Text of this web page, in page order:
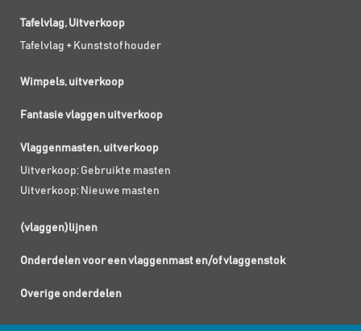
Tafelvlag, Uitverkoop
Tafelvlag + Kunststof houder
Wimpels, uitverkoop
Fantasie vlaggen uitverkoop
Vlaggenmasten, uitverkoop
Uitverkoop; Gebruikte masten
Uitverkoop; Nieuwe masten
(vlaggen)lijnen
Onderdelen voor een vlaggenmast en/of vlaggenstok
Overige onderdelen